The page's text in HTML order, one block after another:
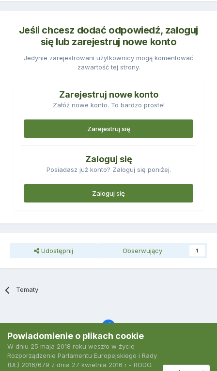
Jeśli chcesz dodać odpowiedź, zaloguj
się lub zarejestruj nowe konto
Jedynie zarejestrowani użytkownicy mogą komentować
zawartość tej strony.
Zarejestruj nowe konto
Załóż nowe konto. To bardzo proste!
Zarejestruj się
Zaloguj się
Posiadasz już konto? Zaloguj się poniżej.
Zaloguj się
Udostępnij Obserwujący 1
Tematy
Język Polityka prywatności Kontakt
2007-2026 Podkarpacki Serwis Wędkarski
Powiadomienie o plikach cookie
W dniu 25 maja 2018 roku weszło w życie
Rozporządzenie Parlamentu Europejskiego i Rady
(UE) 2016/679 z dnia 27 kwietnia 2016 r - RODO.